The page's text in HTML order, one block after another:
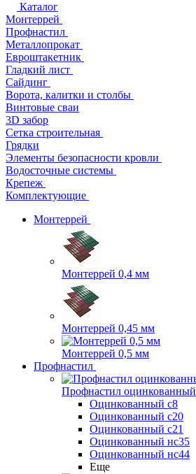
Каталог
Монтеррей
Профнастил
Металлопрокат
Евроштакетник
Гладкий лист
Сайдинг
Ворота, калитки и столбы
Винтовые сваи
3D забор
Сетка строительная
Грядки
Элементы безопасности кровли
Водосточные системы
Крепеж
Комплектующие
Монтеррей
Монтеррей 0,4 мм
Монтеррей 0,45 мм
Монтеррей 0,5 мм
Профнастил
Профнастил оцинкованный
Оцинкованный с8
Оцинкованный с20
Оцинкованный с21
Оцинкованный нс35
Оцинкованный нс44
Еще